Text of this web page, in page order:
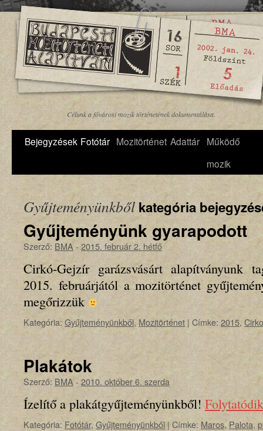
Célunk a fővárosi mozik történetének dokumentálása.
Bejegyzések Fotótár Mozitörténet Adattár Működő
mozik
Gyűjteményünkbőlkategória
Gyűjteményünk gyarapodott
Szerző: BMA- 2015. február 2. hétfő
Cirkó-Gejzír garázsvásárt alapítványunk
2015. februárjától a mozitörténet
megőrizzük
Kategória: Gyűjteményünkből, Mozitörténet | Címke: 2015,
Plakátok
Szerző: BMA- 2010. október 6. szerda
Ízelítő a plakátgyűjteményünkből!
Kategória: Fotótár,Gyűjteményünkből|Címke: Maros,Palota,